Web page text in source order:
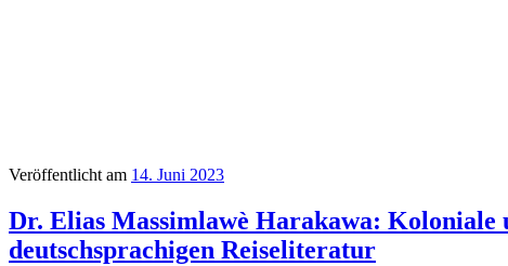
Veröffentlicht am 14. Juni 2023
Dr. Elias Massimlawè Harakawa:
deutschsprachigen Reiseliteratur